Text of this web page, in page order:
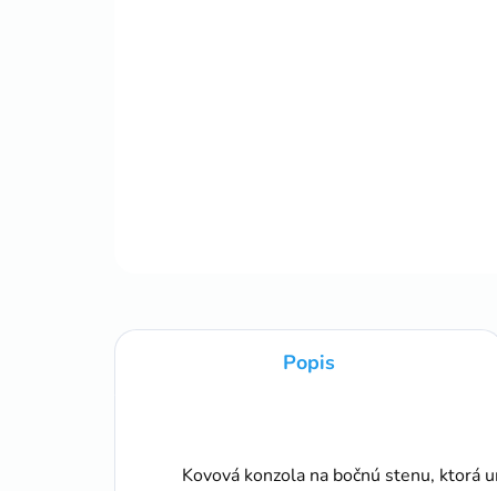
Popis
Kovová konzola na bočnú stenu, ktorá